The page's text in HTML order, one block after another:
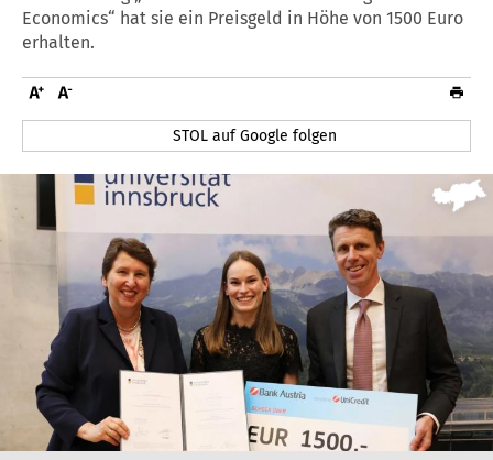
Economics“ hat sie ein Preisgeld in Höhe von 1500 Euro
erhalten.
STOL auf Google folgen